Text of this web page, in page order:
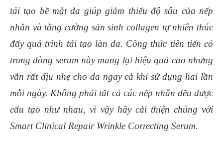
tái tạo bề mặt da giúp giảm thiểu độ sâu của nếp
nhăn và tăng cường sản sinh collagen tự nhiên thúc
đẩy quá trình tái tạo làn da. Công thức tiên tiến có
trong dòng serum này mang lại hiệu quả cao nhưng
vẫn rất dịu nhẹ cho da ngay cả khi sử dụng hai lần
mỗi ngày. Không phải tất cả các nếp nhăn đều được
cấu tạo như nhau, vì vậy hãy cải thiện chúng với
Smart Clinical Repair Wrinkle Correcting Serum.